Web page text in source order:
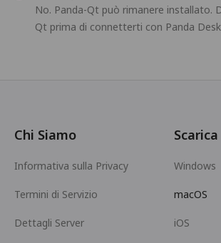
No. Panda-Qt può rimanere installato.
Qt prima di connetterti con Panda
Chi Siamo
Informativa sulla Privacy
Termini di Servizio
Dettagli Server
Scarica
Windows
macOS
iOS